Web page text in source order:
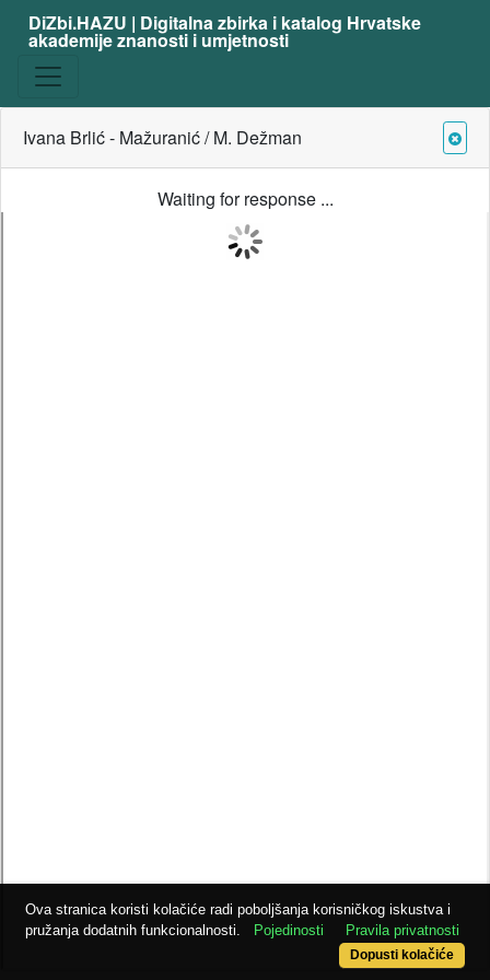
DiZbi.HAZU | Digitalna zbirka i katalog Hrvatske
akademije znanosti i umjetnosti
Ivana Brlić - Mažuranić / M. Dežman
Waiting for response ...
Ova stranica koristi kolačiće radi poboljšanja korisničkog iskustva i
pružanja dodatnih funkcionalnosti.
Pojedinosti Pravila privatnosti
Dopusti kolačiće